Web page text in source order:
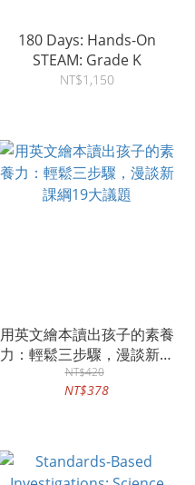
180 Days: Hands-On
STEAM: Grade K
NT$1,150
用英文繪本讀出孩子的素養
力：輕鬆三步驟，漫談新課
綱19大議題
NT$420
NT$378